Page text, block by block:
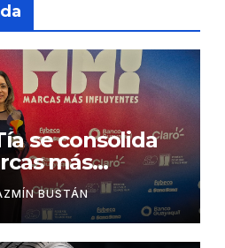
se consolida
más
Ecuador
BUSTÁN